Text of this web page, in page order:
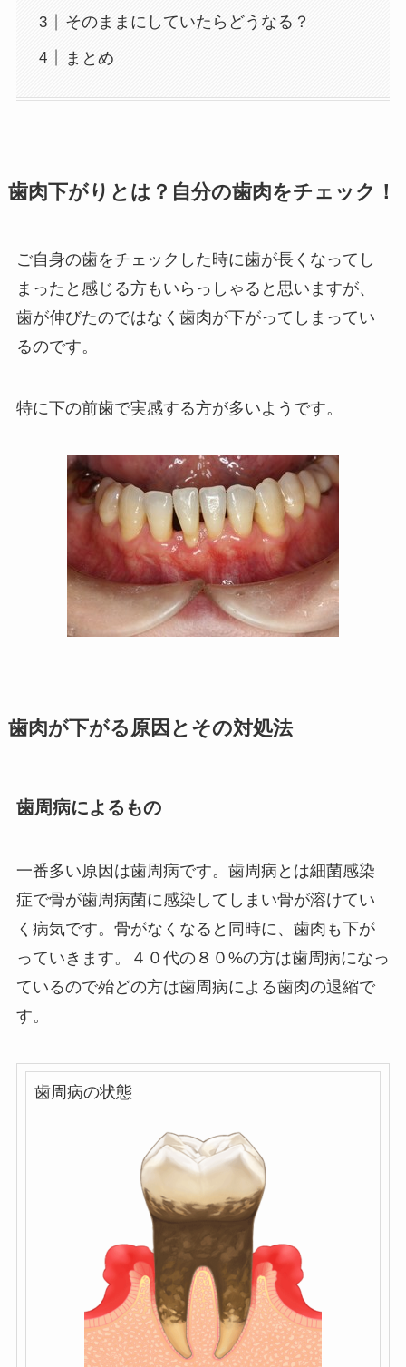
そのままにしていたらどうなる？
まとめ
歯肉下がりとは？自分の歯肉をチェック！
ご自身の歯をチェックした時に歯が長くなってし
まったと感じる方もいらっしゃると思いますが、
歯が伸びたのではなく歯肉が下がってしまってい
るのです。
特に下の前歯で実感する方が多いようです。
歯肉が下がる原因とその対処法
歯周病によるもの
一番多い原因は歯周病です。歯周病とは細菌感染
症で骨が歯周病菌に感染してしまい骨が溶けてい
く病気です。骨がなくなると同時に、歯肉も下が
っていきます。４０代の８０ %の方は歯周病になっ
ているので殆どの方は歯周病による歯肉の退縮で
す。
歯周病の状態